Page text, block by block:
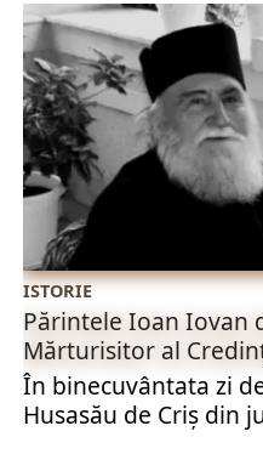
ISTORIE
Părintele Ioan Iovan
Mărturisitor al
În binecuvântata zi
Husasău de Criș din